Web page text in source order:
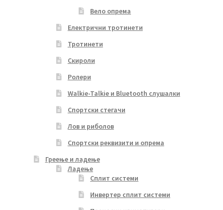
Вело опрема
Електрични тротинети
Тротинети
Скироли
Ролери
Walkie-Talkie и Bluetooth слушалки
Спортски стегачи
Лов и риболов
Спортски реквизити и опрема
Греење и ладење
Ладење
Сплит системи
Инвертер сплит системи